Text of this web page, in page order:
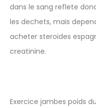
dans le sang reflete
les dechets, mais
acheter steroides
creatinine.
Exercice jambes poids